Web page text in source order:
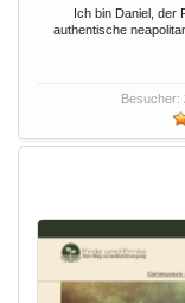
Ich bin Daniel, der
authentische
Besucher: